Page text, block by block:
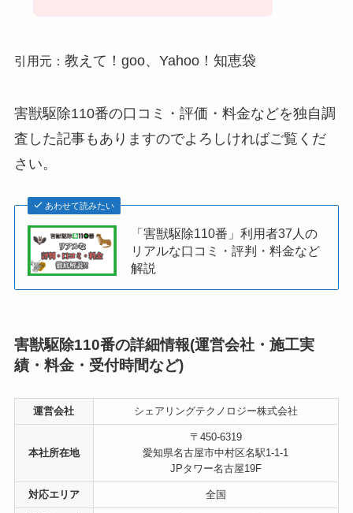
引用元： 教えて！goo、Yahoo！知恵袋
害獣駆除110番の口コミ・評価・料金などを独自調
査した記事もありますのでよろしければご覧くだ
さい。
あわせて読みたい
「害獣駆除110番」利用者37人の
リアルな口コミ・評判・料金など
解説
害獣駆除110番の詳細情報(運営会社・施工実
績・料金・受付時間など)
運営会社 シェアリングテクノロジー株式会社
本社所在地
〒450-6319
愛知県名古屋市中村区名駅1-1-1
JPタワー名古屋19F
対応エリア 全国